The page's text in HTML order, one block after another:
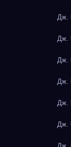
Дж.
Дж.
Дж.
Дж.
Дж.
Дж.